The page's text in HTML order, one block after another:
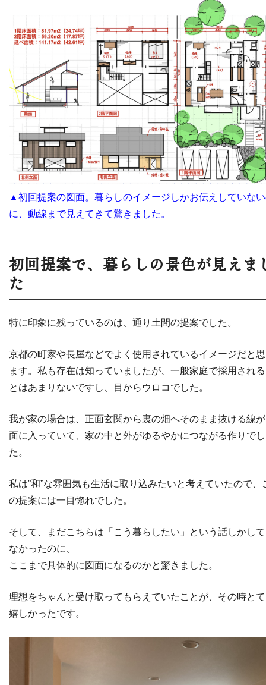
▲初回提案の図面。暮らしのイメージしかお伝えしていな
に、動線まで見えてきて驚きました。
初回提案で、暮らしの景色が見えま
た
特に印象に残っているのは、通り土間の提案でした。
京都の町家や長屋などでよく使用されているイメージだと
ます。私も存在は知っていましたが、一般家庭で採用され
とはあまりないですし、目からウロコでした。
我が家の場合は、正面玄関から裏の畑へそのまま抜ける線
面に入っていて、家の中と外がゆるやかにつながる作りでし
た。
私は”和”な雰囲気も生活に取り込みたいと考えていたので、
の提案には一目惚れでした。
そして、まだこちらは「こう暮らしたい」という話しかし
なかったのに、
ここまで具体的に図面になるのかと驚きました。
理想をちゃんと受け取ってもらえていたことが、その時と
嬉しかったです。